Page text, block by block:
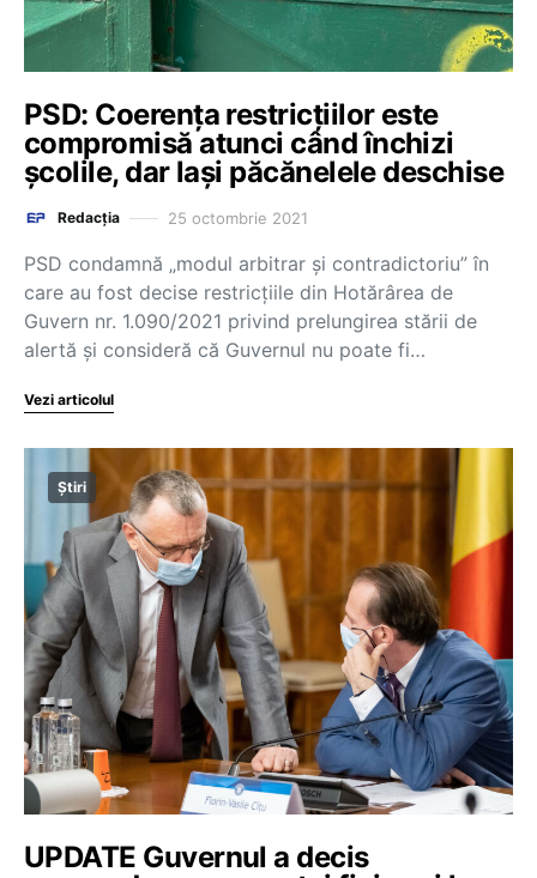
PSD: Coerenţa restricţiilor este
compromisă atunci când închizi
şcolile, dar laşi păcănelele deschise
Redacția 25 octombrie 2021
PSD condamnă „modul arbitrar şi contradictoriu” în
care au fost decise restricţiile din Hotărârea de
Guvern nr. 1.090/2021 privind prelungirea stării de
alertă şi consideră că Guvernul nu poate fi…
Vezi articolul
Știri
UPDATE Guvernul a decis